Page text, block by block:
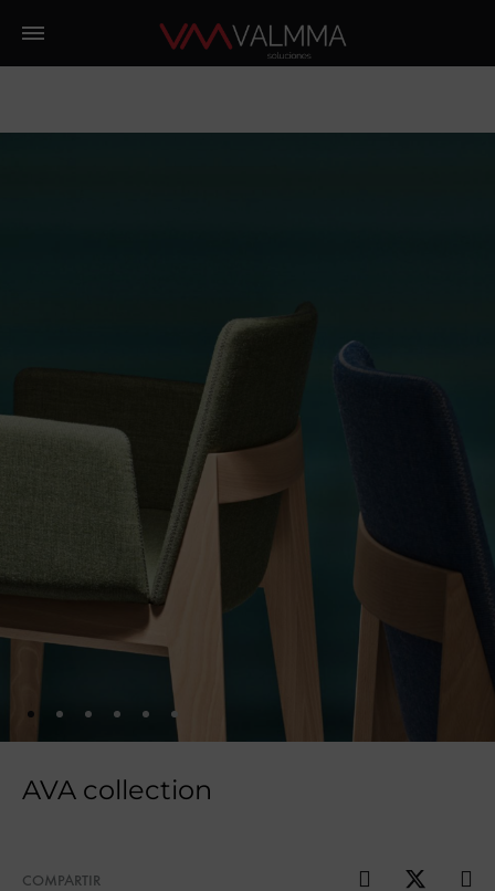
AVA collection
COMPARTIR